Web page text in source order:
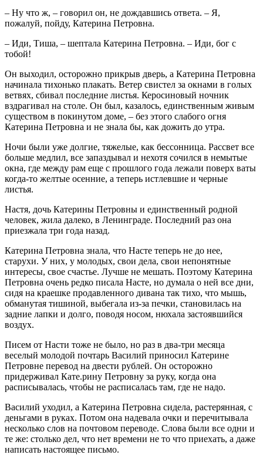
– Ну что ж, – говорил он, не дождавшись ответа. – Я,
пожалуй, пойду, Катерина Петровна.
– Иди, Тиша, – шептала Катерина Петровна. – Иди, бог с
тобой!
Он выходил, осторожно прикрыв дверь, а Катерина Петровна
начинала тихонько плакать. Ветер свистел за окнами в голых
ветвях, сбивал последние листья. Керосиновый ночник
вздрагивал на столе. Он был, казалось, единственным живым
существом в покинутом доме, – без этого слабого огня
Катерина Петровна и не знала бы, как дожить до утра.
Ночи были уже долгие, тяжелые, как бессонница. Рассвет все
больше медлил, все запаздывал и нехотя сочился в немытые
окна, где между рам еще с прошлого года лежали поверх ваты
когда-то желтые осенние, а теперь истлевшие и черные
листья.
Настя, дочь Катерины Петровны и единственный родной
человек, жила далеко, в Ленинграде. Последний раз она
приезжала три года назад.
Катерина Петровна знала, что Насте теперь не до нее,
старухи. У них, у молодых, свои дела, свои непонятные
интересы, свое счастье. Лучше не мешать. Поэтому Катерина
Петровна очень редко писала Насте, но думала о ней все дни,
сидя на краешке продавленного дивана так тихо, что мышь,
обманутая тишиной, выбегала из-за печки, становилась на
задние лапки и долго, поводя носом, нюхала застоявшийся
воздух.
Писем от Насти тоже не было, но раз в два-три месяца
веселый молодой почтарь Василий приносил Катерине
Петровне перевод на двести рублей. Он осторожно
придерживал Кате.рину Петровну за руку, когда она
расписывалась, чтобы не расписалась там, где не надо.
Василий уходил, а Катерина Петровна сидела, растерянная, с
деньгами в руках. Потом она надевала очки и перечитывала
несколько слов на почтовом переводе. Слова были все одни и
те же: столько дел, что нет времени не то что приехать, а даже
написать настоящее письмо.